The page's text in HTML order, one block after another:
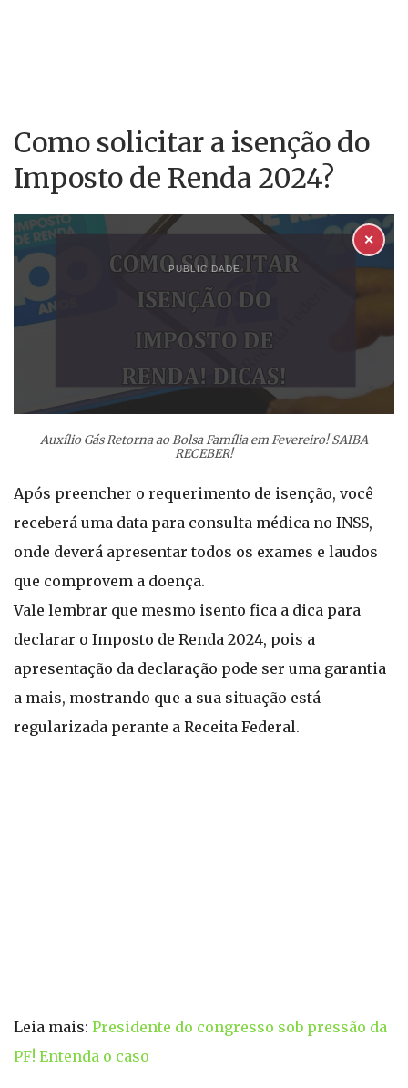
Como solicitar a isenção do
Imposto de Renda 2024?
PUBLICIDADE
✕
Auxílio Gás Retorna ao Bolsa Família em Fevereiro! SAIBA
RECEBER!
Após preencher o requerimento de isenção, você
receberá uma data para consulta médica no INSS,
onde deverá apresentar todos os exames e laudos
que comprovem a doença.
Vale lembrar que mesmo isento fica a dica para
declarar o Imposto de Renda 2024, pois a
apresentação da declaração pode ser uma garantia
a mais, mostrando que a sua situação está
regularizada perante a Receita Federal.
Leia mais: Presidente do congresso sob pressão da
PF! Entenda o caso